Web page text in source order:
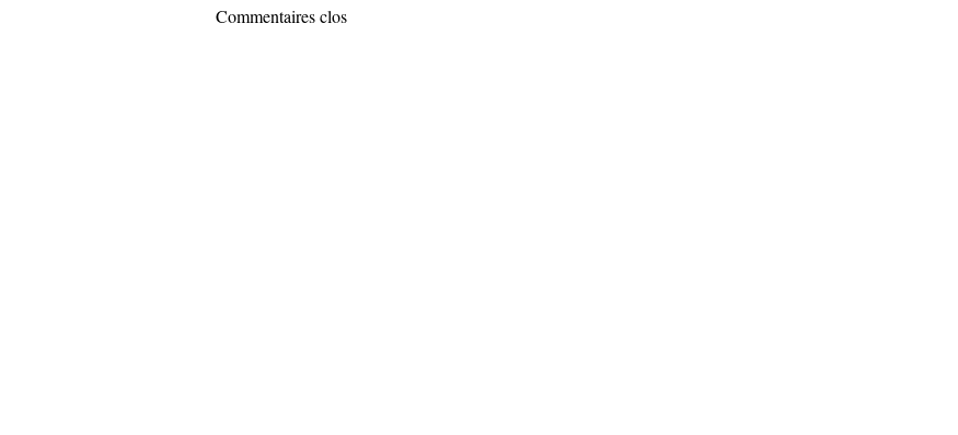
Commentaires clos